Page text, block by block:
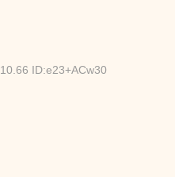
ID:e23+ACw30